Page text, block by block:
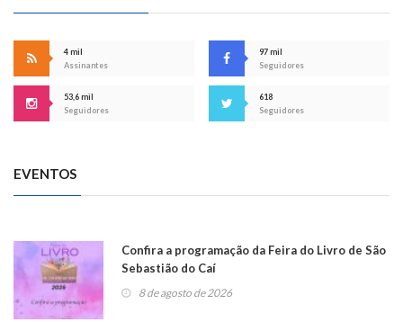
4 mil
Assinantes
97 mil
Seguidores
53,6 mil
Seguidores
618
Seguidores
EVENTOS
Confira a programação da Feira do Livro de São
Sebastião do Caí
8 de agosto de 2026